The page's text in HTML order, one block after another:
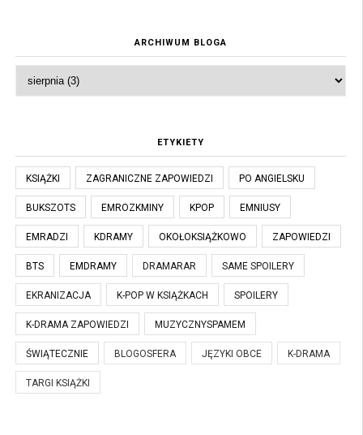
ARCHIWUM BLOGA
ETYKIETY
KSIĄŻKI ZAGRANICZNE ZAPOWIEDZI PO ANGIELSKU
BUKSZOTS EMROZKMINY KPOP EMNIUSY
EMRADZI KDRAMY OKOŁOKSIĄŻKOWO ZAPOWIEDZI
BTS EMDRAMY DRAMARAR SAME SPOILERY
EKRANIZACJA K-POP W KSIĄŻKACH SPOILERY
K-DRAMA ZAPOWIEDZI MUZYCZNYSPAMEM
ŚWIĄTECZNIE BLOGOSFERA JĘZYKI OBCE K-DRAMA
TARGI KSIĄŻKI